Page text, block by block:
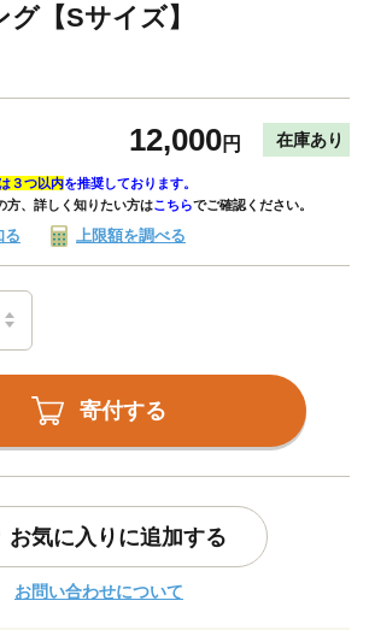
【Sサイズ】
12,000円 在庫あり
３つ以内を推奨しております。
方、詳しく知りたい方はこちらでご確認ください。
る 上限額を調べる
寄付する
お気に入りに追加する
お問い合わせについて